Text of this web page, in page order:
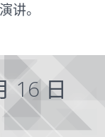
讲。
16 日